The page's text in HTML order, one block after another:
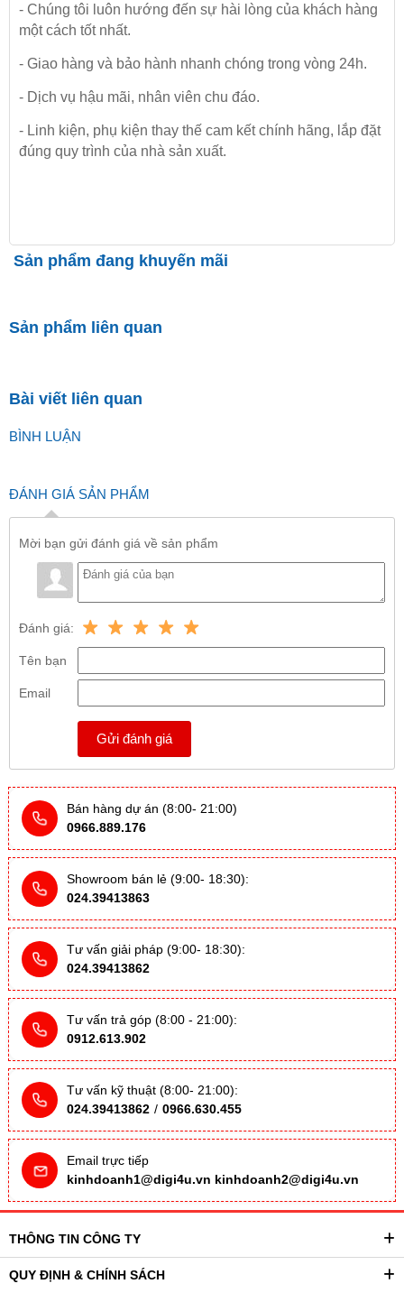
- Chúng tôi luôn hướng đến sự hài lòng của khách hàng
một cách tốt nhất.
- Giao hàng và bảo hành nhanh chóng trong vòng 24h.
- Dịch vụ hậu mãi, nhân viên chu đáo.
- Linh kiện, phụ kiện thay thế cam kết chính hãng, lắp đặt
đúng quy trình của nhà sản xuất.
Sản phẩm đang khuyến mãi
Sản phẩm liên quan
Bài viết liên quan
BÌNH LUẬN
ĐÁNH GIÁ SẢN PHẨM
Mời bạn gửi đánh giá về sản phẩm
Đánh giá:
Tên bạn
Email
Gửi đánh giá
Bán hàng dự án (8:00- 21:00)
0966.889.176
Showroom bán lẻ (9:00- 18:30):
024.39413863
Tư vấn giải pháp (9:00- 18:30):
024.39413862
Tư vấn trả góp (8:00 - 21:00):
0912.613.902
Tư vấn kỹ thuật (8:00- 21:00):
024.39413862 / 0966.630.455
Email trực tiếp
kinhdoanh1@digi4u.vn kinhdoanh2@digi4u.vn
THÔNG TIN CÔNG TY
QUY ĐỊNH & CHÍNH SÁCH